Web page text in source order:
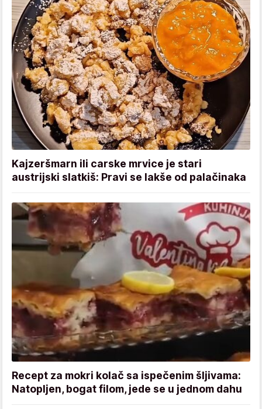
Kajzeršmarn ili carske mrvice je stari
austrijski slatkiš: Pravi se lakše od palačinaka
Recept za mokri kolač sa ispečenim šljivama:
Natopljen, bogat filom, jede se u jednom dahu